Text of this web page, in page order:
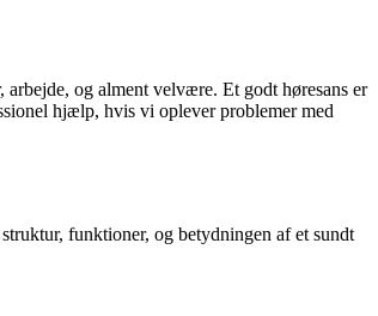
og alment velvære. Et godt høresans er
hjælp, hvis vi oplever problemer med
funktioner, og betydningen af et sundt